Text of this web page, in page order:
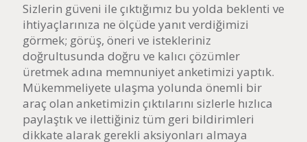
Sizlerin güveni ile çıktığımız bu yolda beklenti ve
ihtiyaçlarınıza ne ölçüde yanıt verdiğimizi
görmek; görüş, öneri ve istekleriniz
doğrultusunda doğru ve kalıcı çözümler
üretmek adına memnuniyet anketimizi yaptık.
Mükemmeliyete ulaşma yolunda önemli bir
araç olan anketimizin çıktılarını sizlerle hızlıca
paylaştık ve ilettiğiniz tüm geri bildirimleri
dikkate alarak gerekli aksiyonları almaya